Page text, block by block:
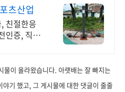
츠산업
친절한응
인증, 직접
물이 올라왔습니다. 아랫배는 잘 빠지는
기 했고, 그 게시물에 대한 댓글이 줄줄